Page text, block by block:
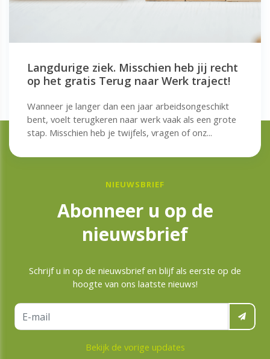
Langdurige ziek. Misschien heb jij recht
op het gratis Terug naar Werk traject!
Wanneer je langer dan een jaar arbeidsongeschikt
bent, voelt terugkeren naar werk vaak als een grote
stap. Misschien heb je twijfels, vragen of onz...
NIEUWSBRIEF
Abonneer u op de
nieuwsbrief
Schrijf u in op de nieuwsbrief en blijf als eerste op de
hoogte van ons laatste nieuws!
Bekijk de vorige updates